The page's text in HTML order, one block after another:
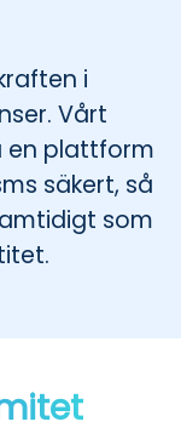
i
Vårt
en plattform
säkert, så
som